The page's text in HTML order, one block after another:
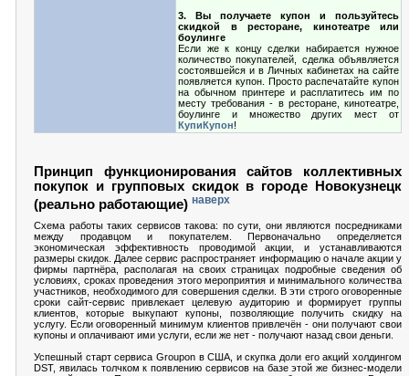
3. Вы получаете купон и пользуйтесь
скидкой в ресторане, кинотеатре или
боулинге
Если же к концу сделки набирается нужное
количество покупателей, сделка объявляется
состоявшейся и в Личных кабинетах на сайте
появляется купон. Просто распечатайте купон
на обычном принтере и расплатитесь им по
месту требования - в ресторане, кинотеатре,
боулинге и множество других мест от
КупиКупон!
Принцип функционирования сайтов коллективных
покупок и групповых скидок в городе Новокузнецк
(реально работающие) наверх
Схема работы таких сервисов такова: по сути, они являются посредниками
между продавцом и покупателем. Первоначально определяется
экономическая эффективность проводимой акции, и устанавливаются
размеры скидок. Далее сервис распространяет информацию о начале акции у
фирмы партнёра, располагая на своих страницах подробные сведения об
условиях, сроках проведения этого мероприятия и минимального количества
участников, необходимого для совершения сделки. В эти строго оговоренные
сроки сайт-сервис привлекает целевую аудиторию и формирует группы
клиентов, которые выкупают купоны, позволяющие получить скидку на
услугу. Если оговоренный минимум клиентов привлечён - они получают свои
купоны и оплачивают ими услуги, если же нет - получают назад свои деньги.
Успешный старт сервиса Groupon в США, и скупка доли его акций холдингом
DST, явилась толчком к появлению сервисов на базе этой же бизнес-модели